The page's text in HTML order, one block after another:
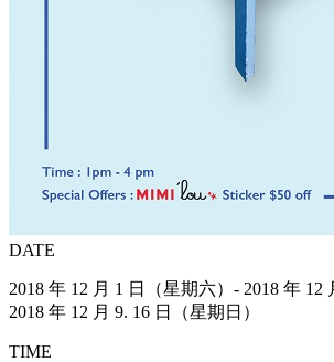
DATE
2018 年 12 月 1 日（星期六）- 2018 年 12
2018 年 12 月 9. 16 日（星期日）
TIME